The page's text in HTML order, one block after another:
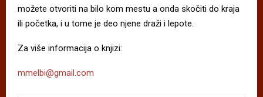
možete otvoriti na bilo kom mestu a onda skočiti do kraja
ili početka, i u tome je deo njene draži i lepote.
Za više informacija o knjizi:
mmelbi@gmail.com